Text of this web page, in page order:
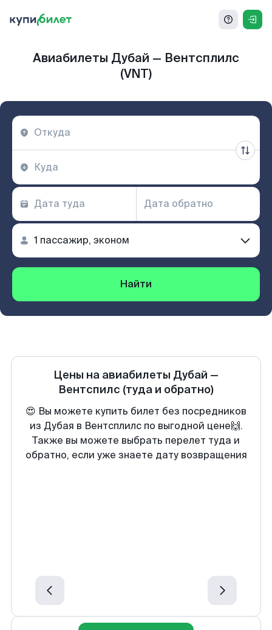
Авиабилеты Дубай — Вентсплилс
(VNT)
Найти
Цены на авиабилеты Дубай —
Вентспилс (туда и обратно)
😍 Вы можете купить билет без посредников
из Дубая в Вентсплилс по выгодной цене🙌.
Также вы можете выбрать перелет туда и
обратно, если уже знаете дату возвращения